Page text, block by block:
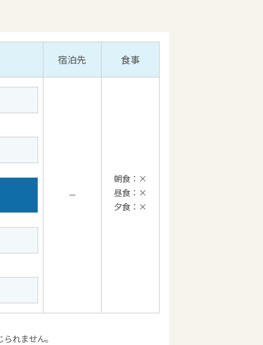
宿泊先 食事
－
朝食：×
昼食：×
夕食：×
れません。